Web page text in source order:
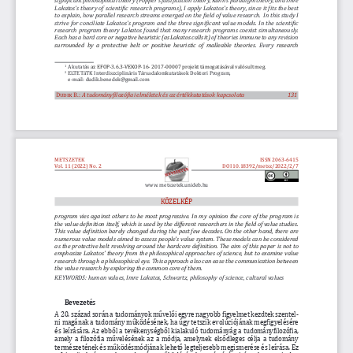
Dudik B.: A tudományfilozófiai elméletek és az értékkutatások kapcsolata
                               131
Lakatos’s theory of scientific research programs), I apply Lakatos’s theory, since it fits the best
to explain, how parallel research streams emerged on the field of value research.  In this study I
strive for conciliate Lakatos’s program and the three significant value models. In the scientific
research program theory Lakatos found that many research programs coexist simultaneously.
Each has a hard core or negative heuristic (as Lakatos calls it) of theories immune to any revision
surrounded by a protective belt or positive heuristic of malleable theories. Every research
1 A kutatás az EFOP-3.6.3-VEKOP-16- 2017-00007 projekt támogatásával valósult meg.
2 ELTE TáTK Interdiszciplináris Társadalomkutatások Doktori Program,
   e-mail: dudik.benedek@gmail.com
METSZETEK
Vol. 11 (2022) No. 2
ISSN 2063-6415
DOI10.18392/metsz/2022/2/7
www. metszetek.unideb.hu
KÖZELKÉP
program vies against others to be most progressive. In my opinion the core of the program is
the value definition itself, which is used by the different researchers in the field of value studies.
This value definition barely changed during the past few decades. On the other hand, there are
numerous value models aimed to assess people’s value system. These models can be considered
as the protective belt revolving around the hardcore definition. The aim of this paper is not to
emphasize Lakatos’ theory from the philosophical approaches of science, but to examine value
research through a philosophical eye. This approach also can ease the communication between
the value research byexploring the common core of them.
KEYWORDS: human values, Imre Lakatos, Schwartz, philosophy of science, cultural values
Bevezetés
A 20. század során a tudományok művelői egyre nagyobb figyelmet kezdtek szentel-
ni magának a tudomány működésének, ha úgy tetszik evolúciójának megfigyelésére
és leírására. Az ebből a tevékenységből kialakuló tudományág a tudományfilozófia,
amely a filozófia művelésének az a módja, amelynek elsődleges célja a tudomány
természetének és működésmódjának lehető legteljesebb megismerése és leírása. Ez